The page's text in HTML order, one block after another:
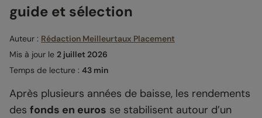
guide et sélection
Auteur : Rédaction Meilleurtaux Placement
Mis à jour le 2 juillet 2026
Temps de lecture : 43 min
Après plusieurs années de baisse, les rendements
des fonds en euros se stabilisent autour d’un